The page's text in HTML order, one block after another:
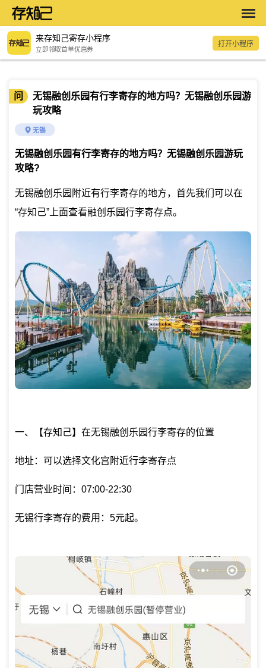
来存知己寄存小程序
立即领取首单优惠券
打开小程序
问
无锡融创乐园有行李寄存的地方吗？无锡融创乐园游
玩攻略
无锡
无锡融创乐园有行李寄存的地方吗？无锡融创乐园游玩
攻略?
无锡融创乐园附近有行李寄存的地方，首先我们可以在
“存知己”上面查看融创乐园行李寄存点。
一、【存知己】在无锡融创乐园行李寄存的位置
地址：可以选择文化宫附近行李寄存点
门店营业时间：07:00-22:30
无锡行李寄存的费用：5元起。